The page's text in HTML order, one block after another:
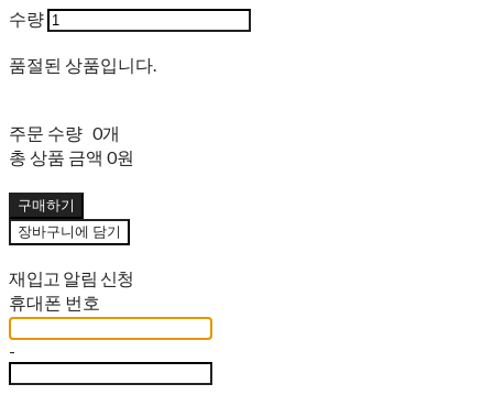
수량
품절된 상품입니다.
주문 수량 0개
총 상품 금액 0원
구매하기
장바구니에 담기
재입고 알림 신청
휴대폰 번호
-